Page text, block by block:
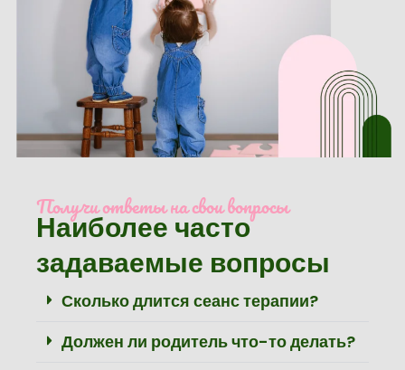
Получи ответы на свои вопросы
Наиболее часто
задаваемые вопросы
Сколько длится сеанс терапии?
Должен ли родитель что-то делать?